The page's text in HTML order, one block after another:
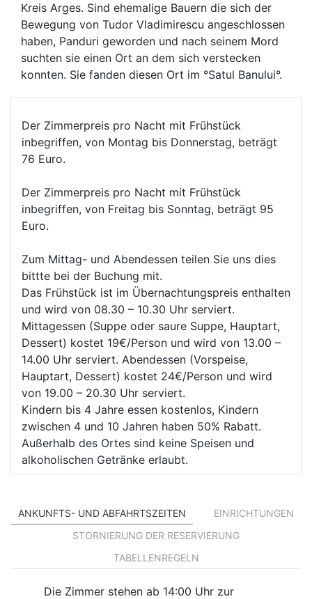
Kreis Arges. Sind ehemalige Bauern die sich der
Bewegung von Tudor Vladimirescu angeschlossen
haben, Panduri geworden und nach seinem Mord
suchten sie einen Ort an dem sich verstecken
konnten. Sie fanden diesen Ort im °Satul Banului°.
Der Zimmerpreis pro Nacht mit Frühstück
inbegriffen, von Montag bis Donnerstag, beträgt
76 Euro.
Der Zimmerpreis pro Nacht mit Frühstück
inbegriffen, von Freitag bis Sonntag, beträgt 95
Euro.
Zum Mittag- und Abendessen teilen Sie uns dies
bittte bei der Buchung mit.
Das Frühstück ist im Übernachtungspreis enthalten
und wird von 08.30 – 10.30 Uhr serviert.
Mittagessen (Suppe oder saure Suppe, Hauptart,
Dessert) kostet 19€/Person und wird von 13.00 –
14.00 Uhr serviert. Abendessen (Vorspeise,
Hauptart, Dessert) kostet 24€/Person und wird
von 19.00 – 20.30 Uhr serviert.
Kindern bis 4 Jahre essen kostenlos, Kindern
zwischen 4 und 10 Jahren haben 50% Rabatt.
Außerhalb des Ortes sind keine Speisen und
alkoholischen Getränke erlaubt.
ANKUNFTS- UND ABFAHRTSZEITEN
EINRICHTUNGEN
STORNIERUNG DER RESERVIERUNG
TABELLENREGELN
Die Zimmer stehen ab 14:00 Uhr zur